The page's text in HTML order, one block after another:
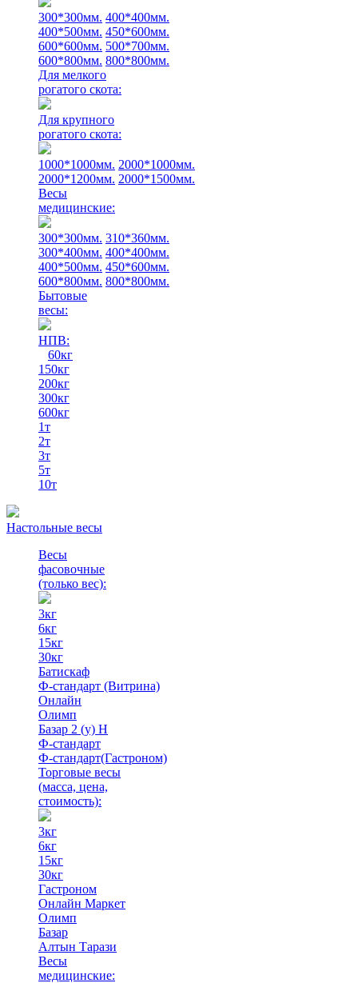
300*300мм. 400*400мм.
400*500мм. 450*600мм.
600*600мм. 500*700мм.
600*800мм. 800*800мм.
Для мелкого
рогатого скота:
Для крупного
рогатого скота:
1000*1000мм. 2000*1000мм.
2000*1200мм. 2000*1500мм.
Весы
медицинские:
300*300мм. 310*360мм.
300*400мм. 400*400мм.
400*500мм. 450*600мм.
600*800мм. 800*800мм.
Бытовые
весы:
НПВ:
60кг
150кг
200кг
300кг
600кг
1т
2т
3т
5т
10т
Настольные весы
Весы
фасовочные
(только вес):
3кг
6кг
15кг
30кг
Батискаф
Ф-стандарт (Витрина)
Онлайн
Олимп
Базар 2 (у) Н
Ф-стандарт
Ф-стандарт(Гастроном)
Торговые весы
(масса, цена,
стоимость):
3кг
6кг
15кг
30кг
Гастроном
Онлайн Маркет
Олимп
Базар
Алтын Тарази
Весы
медицинские: